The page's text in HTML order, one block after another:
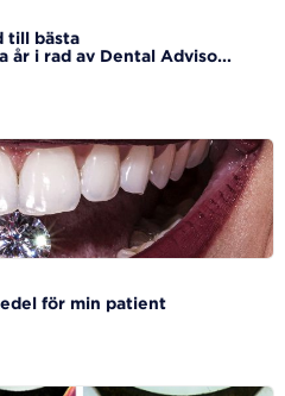
till bästa
år i rad av Dental Adviso...
för min patient